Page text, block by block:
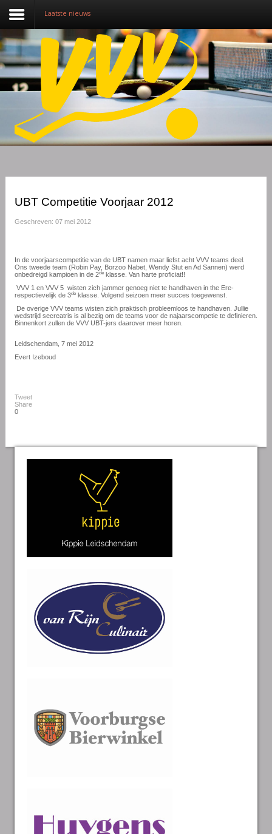
Nieuws
Over VVV
Lidmaatschap
Competitie
Sponsoring
English
Laatste nieuws
UBT Competitie Voorjaar 2012
Geschreven: 07 mei 2012
In de voorjaarscompetitie van de UBT namen maar liefst acht VVV teams deel.
Ons tweede team (Robin Pay, Borzoo Nabet, Wendy Stut en Ad Sannen) werd
onbedreigd kampioen in de 2deklasse. Van harte proficiat!!
VVV 1 en VVV 5 wisten zich jammer genoeg niet te handhaven in the Ere-
respectievelijk de 3deklasse. Volgend seizoen meer succes toegewenst.
De overige VVV teams wisten zich praktisch probleemloos te handhaven. Jullie
wedstrijd secreatris is al bezig om de teams voor de najaarscompetie te definieren.
Binnenkort zullen de VVV UBT-jers daarover meer horen.
Leidschendam, 7 mei 2012
Evert Izeboud
Tweet
Share
0